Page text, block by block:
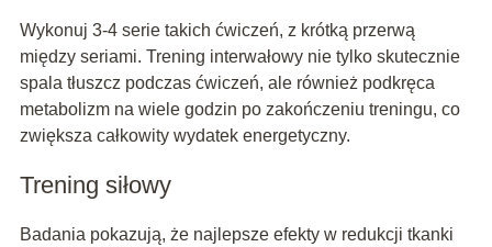
Wykonuj 3-4 serie takich ćwiczeń, z krótką przerwą
między seriami. Trening interwałowy nie tylko skutecznie
spala tłuszcz podczas ćwiczeń, ale również podkręca
metabolizm na wiele godzin po zakończeniu treningu, co
zwiększa całkowity wydatek energetyczny.
Trening siłowy
Badania pokazują, że najlepsze efekty w redukcji tkanki